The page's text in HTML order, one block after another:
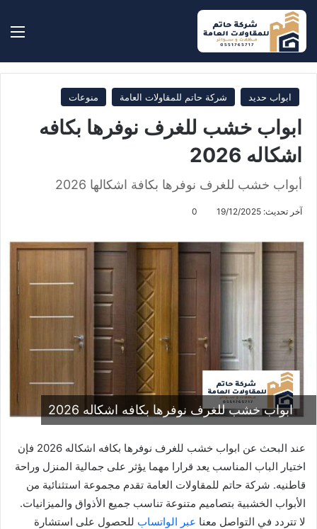
بحث
ابواب حديد شركة حاتم للمقاولات العامة منوعات
ابواب خشب للغرف نوفرها بكافه
اشكاله 2026
أبواب خشب للغرف نوفرها بكافة اشكالها 2026
آخر تحديث: 19/12/2025 0
ابواب خشب للغرف نوفرها بكافه اشكاله 2026
عند البحث عن ابواب خشب للغرف نوفرها بكافه اشكاله 2026 فإن
اختيار الباب المناسب يعد قرارا مهما يؤثر على جمالية المنزل وراحة
قاطنيه. شركة حاتم للمقاولات العامة تقدم مجموعة استثنائية من
الأبواب الخشبية بتصاميم متنوعة تناسب جميع الأذواق والميزانيات.
لا تتردد في التواصل معنا عبر الواتساب للحصول على استشارة